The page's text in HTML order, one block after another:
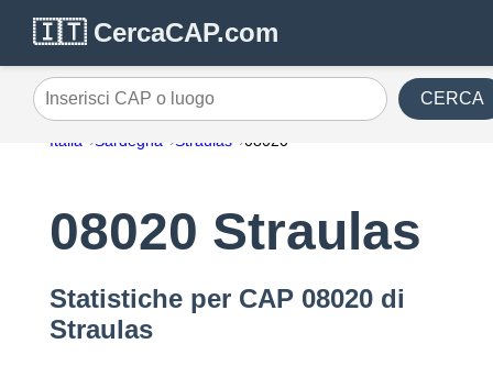
🇮🇹 CercaCAP.com
Inserisci CAP o luogo CERCA
Italia Sardegna Straulas 08020
08020 Straulas
Statistiche per CAP 08020 di
Straulas